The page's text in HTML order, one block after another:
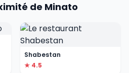
de Minato
Shabestan
★ 4.5